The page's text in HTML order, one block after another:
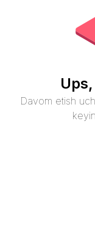
Davom etish